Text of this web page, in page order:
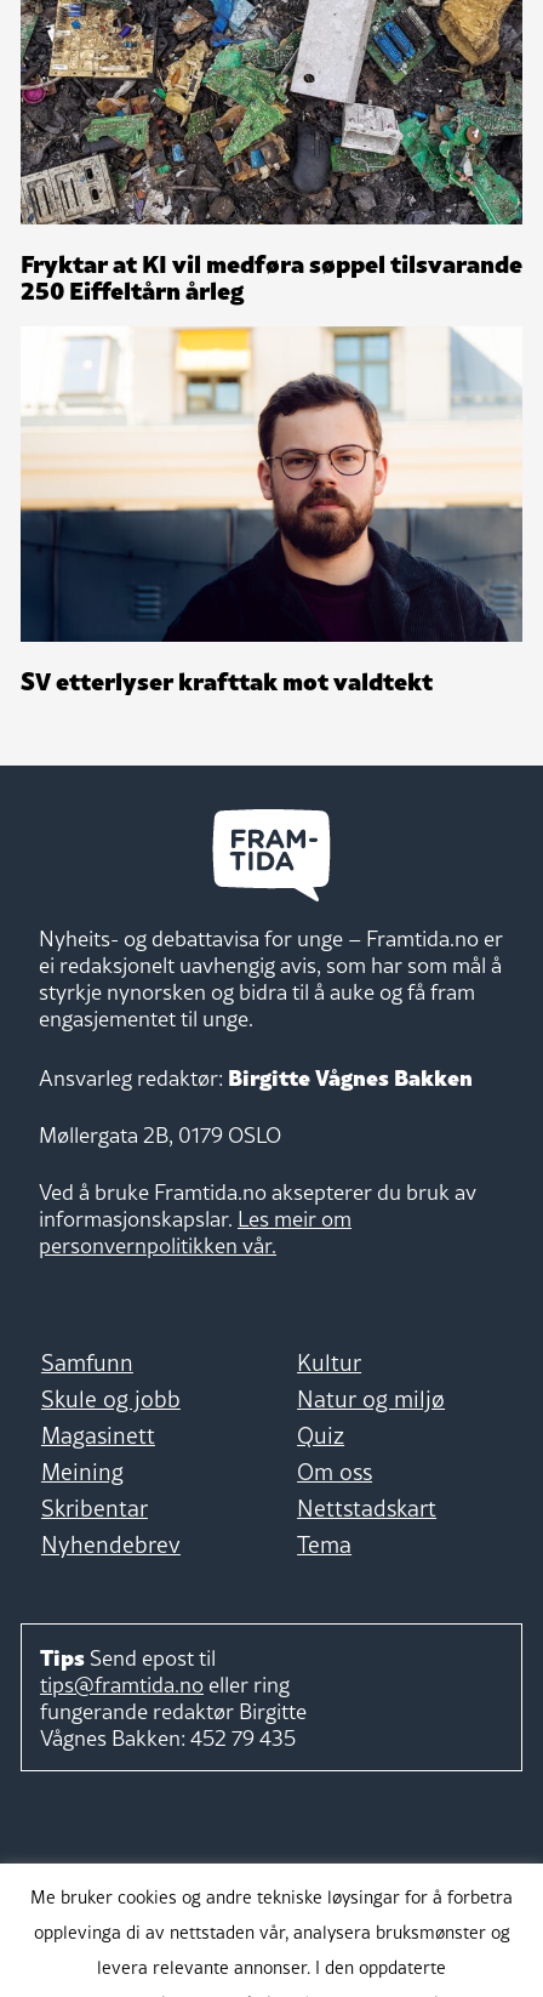
Fryktar at KI vil medføra søppel tilsvarande
250 Eiffeltårn årleg
SV etterlyser krafttak mot valdtekt
Nyheits- og debattavisa for unge – Framtida.no er
ei redaksjonelt uavhengig avis, som har som mål å
styrkje nynorsken og bidra til å auke og få fram
engasjementet til unge.
Ansvarleg redaktør: Birgitte Vågnes Bakken
Møllergata 2B, 0179 OSLO
Ved å bruke Framtida.no aksepterer du bruk av
informasjonskapslar. Les meir om
personvernpolitikken vår.
Samfunn
Kultur
Skule og jobb
Natur og miljø
Magasinett
Quiz
Meining
Om oss
Skribentar
Nettstadskart
Nyhendebrev
Tema
Tips Send epost til
tips@framtida.no eller ring
fungerande redaktør Birgitte
Vågnes Bakken: 452 79 435
Me bruker cookies og andre tekniske løysingar for å forbetra
opplevinga di av nettstaden vår, analysera bruksmønster og
levera relevante annonser. I den oppdaterte